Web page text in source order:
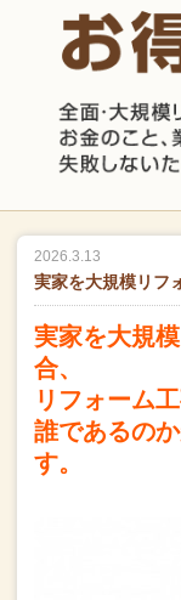
2026.3.13
実家を大規模リ
実家を大規
合、
リフォーム
誰であるの
す。